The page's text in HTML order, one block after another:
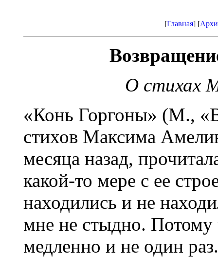
[Главная] [
О стихах
«Конь Горгоны» (М.,
стихов Максима
месяца назад,
какой-то мере с ее
находились и не
мне не стыдно. Потому
медленно и не один